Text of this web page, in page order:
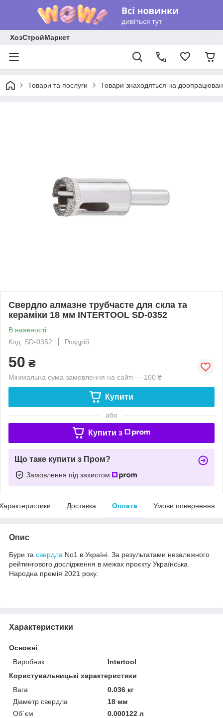
ХозСтройМаркет
Товари та послуги Товари знаходяться на
Свердло алмазне трубчасте для скла та
кераміки 18 мм INTERTOOL SD-0352
В наявності
Код: SD-0352
Роздріб
50 ₴
Мінімальна сума замовлення на сайті — 100 ₴
Купити
або
Купити з
Що таке купити з Пром?
Замовлення під захистом
Доставка Оплата Умови повернення
Опис
Бури та свердла No1 в Україні. За результатами незалежного
рейтингового дослідження в межах проєкту Українська
Народна премія 2021 року.
Характеристики
Основні
Виробник
Intertool
Користувальницькі характеристики
Вага
0.036 кг
Діаметр свердла
18 мм
Об`єм
0.000122 л